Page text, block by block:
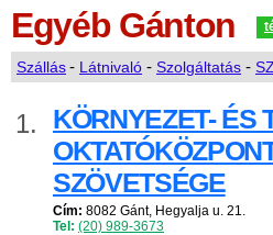
Egyéb Gánton
Szállás- Látnivaló - Szolgáltatás -
1.
KÖRNYEZET- ÉS
SZÖVETSÉGE
Cím: 8082 Gánt, Hegyalja u. 21.
Tel: (20) 989-3673